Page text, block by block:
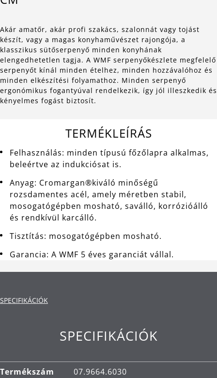
Akár amatőr, akár profi szakács, szalonnát vagy tojást
készít, vagy a magas konyhaművészet rajongója, a
klasszikus sütőserpenyő minden konyhának
elengedhetetlen tagja. A WMF serpenyőkészlete megfelelő
serpenyőt kínál minden ételhez, minden hozzávalóhoz és
minden elkészítési folyamathoz. Minden serpenyő
ergonómikus fogantyúval rendelkezik, így jól illeszkedik és
kényelmes fogást biztosít.
TERMÉKLEÍRÁS
Felhasználás: minden típusú főzőlapra alkalmas,
beleértve az indukciósat is.
Anyag: Cromargan®kiváló minőségű
rozsdamentes acél, amely méretben stabil,
mosogatógépben mosható, saválló, korrózióálló
és rendkívül karcálló.
Tisztítás: mosogatógépben mosható.
Garancia: A WMF 5 éves garanciát vállal.
SPECIFIKÁCIÓK
SPECIFIKÁCIÓK
Termékszám
07.9664.6030